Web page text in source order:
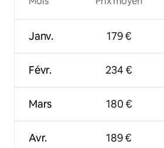
Janv.
Févr.
Mars
Avr.
179 €
234 €
180 €
189 €